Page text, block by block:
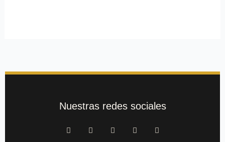
Nuestras redes sociales
F
a
T
w
Y
o
M
e
L
i